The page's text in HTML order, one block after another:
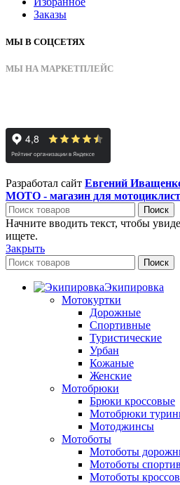
Заказы
МЫ В СОЦСЕТЯХ
МЫ НА МАРКЕТПЛЕЙС
Разработал сайт Евгений
МОТО - магазин для
Поиск
Начните вводить текст, чтобы
ищете.
Закрыть
Поиск
Экипировка
Мотокуртки
Дорожные
Спортивные
Туристические
Урбан
Кожаные
Женские
Мотобрюки
Брюки кроссовые
Мотобрюки
Мотоджинсы
Мотоботы
Мотоботы
Мотоботы
Мотоботы